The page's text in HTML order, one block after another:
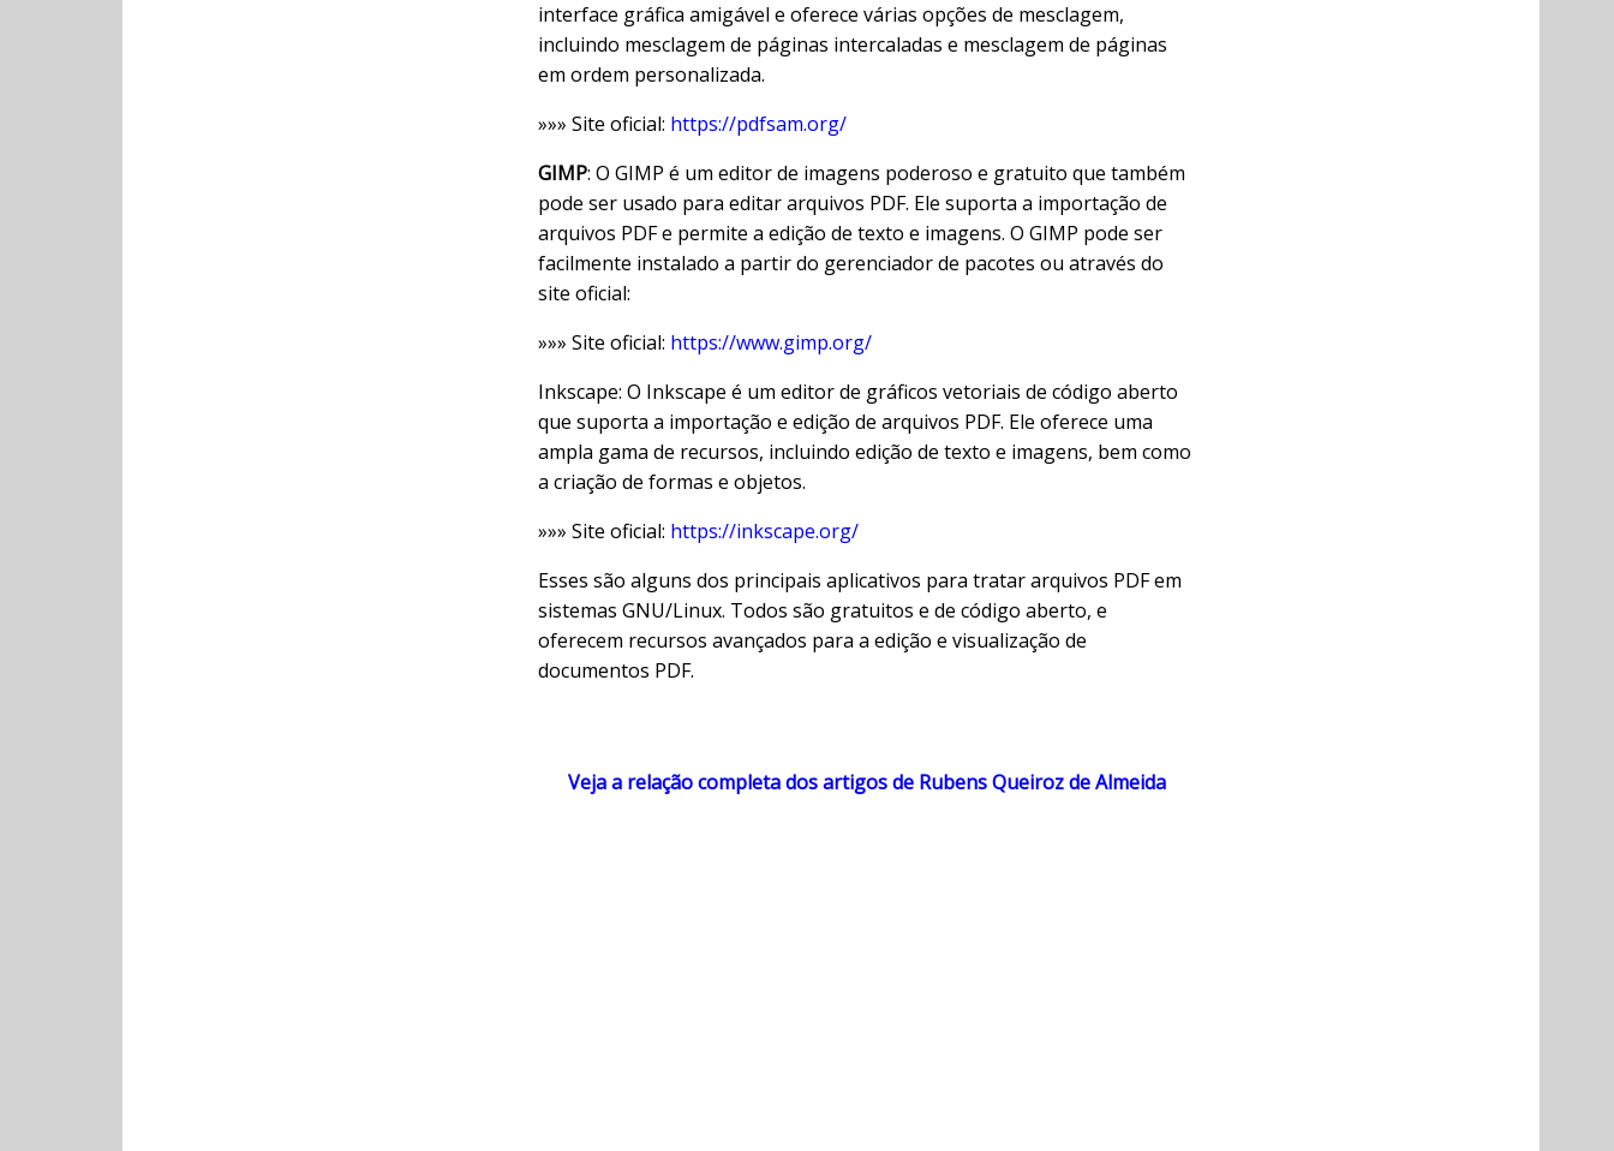
interface gráfica amigável e oferece várias opções de mesclagem,
incluindo mesclagem de páginas intercaladas e mesclagem de páginas
em ordem personalizada.
»»» Site oficial: https://pdfsam.org/
GIMP: O GIMP é um editor de imagens poderoso e gratuito que também
pode ser usado para editar arquivos PDF. Ele suporta a importação de
arquivos PDF e permite a edição de texto e imagens. O GIMP pode ser
facilmente instalado a partir do gerenciador de pacotes ou através do
site oficial:
»»» Site oficial: https://www.gimp.org/
Inkscape: O Inkscape é um editor de gráficos vetoriais de código aberto
que suporta a importação e edição de arquivos PDF. Ele oferece uma
ampla gama de recursos, incluindo edição de texto e imagens, bem como
a criação de formas e objetos.
»»» Site oficial: https://inkscape.org/
Esses são alguns dos principais aplicativos para tratar arquivos PDF em
sistemas GNU/Linux. Todos são gratuitos e de código aberto, e
oferecem recursos avançados para a edição e visualização de
documentos PDF.
Veja a relação completa dos artigos de Rubens Queiroz de Almeida